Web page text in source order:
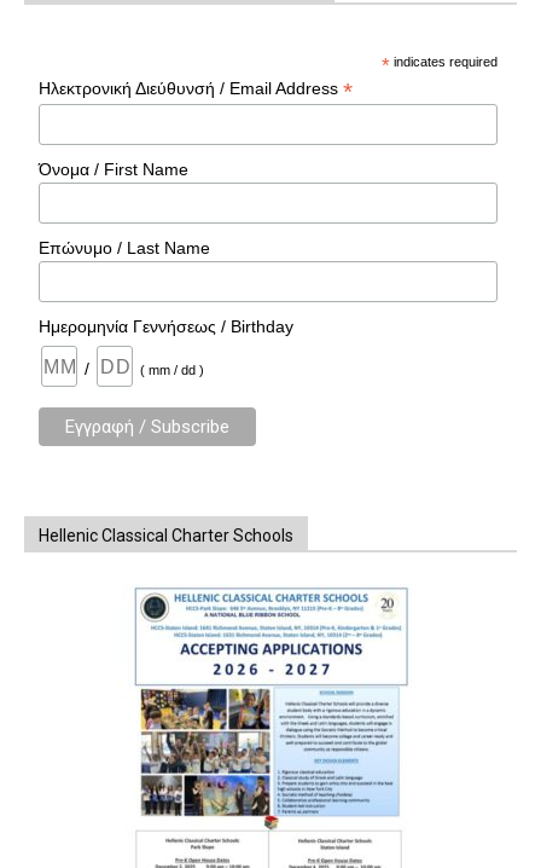
* indicates required
Ηλεκτρονική Διεύθυνσή / Email Address*
Όνομα / First Name
Επώνυμο / Last Name
Ημερομηνία Γεννήσεως / Birthday
/ ( mm / dd )
Hellenic Classical Charter Schools